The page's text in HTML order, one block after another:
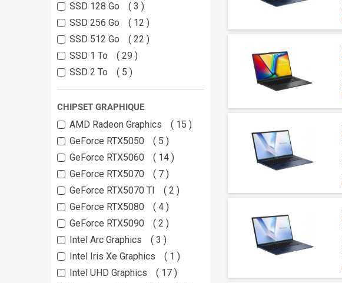
SSD 128 Go
3
SSD 256 Go
12
SSD 512 Go
22
SSD 1 To
29
SSD 2 To
5
CHIPSET GRAPHIQUE
AMD Radeon Graphics
15
GeForce RTX5050
5
GeForce RTX5060
14
GeForce RTX5070
7
GeForce RTX5070 TI
2
GeForce RTX5080
4
GeForce RTX5090
2
Intel Arc Graphics
3
Intel Iris Xe Graphics
1
Intel UHD Graphics
17